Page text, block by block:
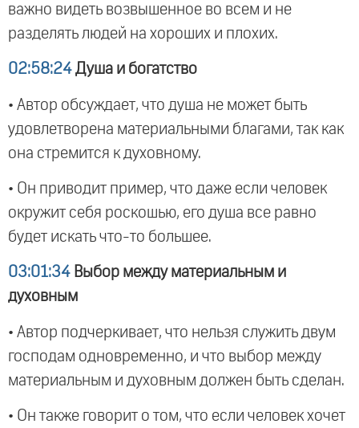
важно видеть возвышенное во всем и не
разделять людей на хороших и плохих.
02:58:24 Душа и богатство
• Автор обсуждает, что душа не может быть
удовлетворена материальными благами, так как
она стремится к духовному.
• Он приводит пример, что даже если человек
окружит себя роскошью, его душа все равно
будет искать что-то большее.
03:01:34 Выбор между материальным и
духовным
• Автор подчеркивает, что нельзя служить двум
господам одновременно, и что выбор между
материальным и духовным должен быть сделан.
• Он также говорит о том, что если человек хочет